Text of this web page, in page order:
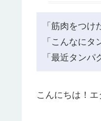
「筋肉をつ
「こんなに
「最近タン
こんにちは！エ